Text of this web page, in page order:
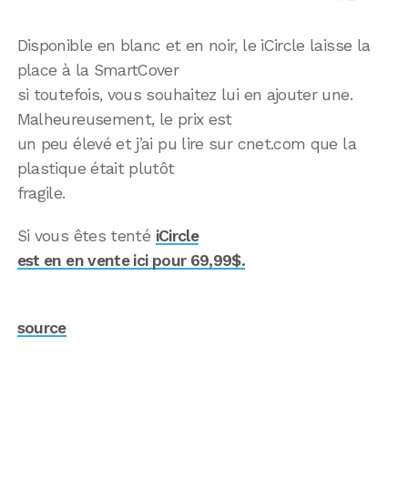
Disponible en blanc et en noir, le iCircle laisse la
place à la SmartCover
si toutefois, vous souhaitez lui en ajouter une.
Malheureusement, le prix est
un peu élevé et j’ai pu lire sur cnet.com que la
plastique était plutôt
fragile.
Si vous êtes tenté iCircle
est en en vente ici pour 69,99$.
source